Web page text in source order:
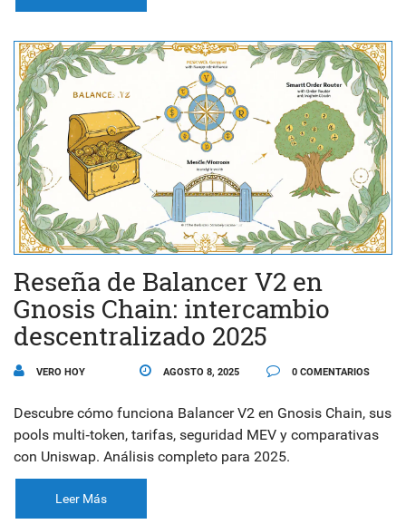
Reseña de Balancer V2 en
Gnosis Chain: intercambio
descentralizado 2025
VERO HOY AGOSTO 8, 2025 0 COMENTARIOS
Descubre cómo funciona Balancer V2 en Gnosis Chain, sus
pools multi‑token, tarifas, seguridad MEV y comparativas
con Uniswap. Análisis completo para 2025.
Leer Más